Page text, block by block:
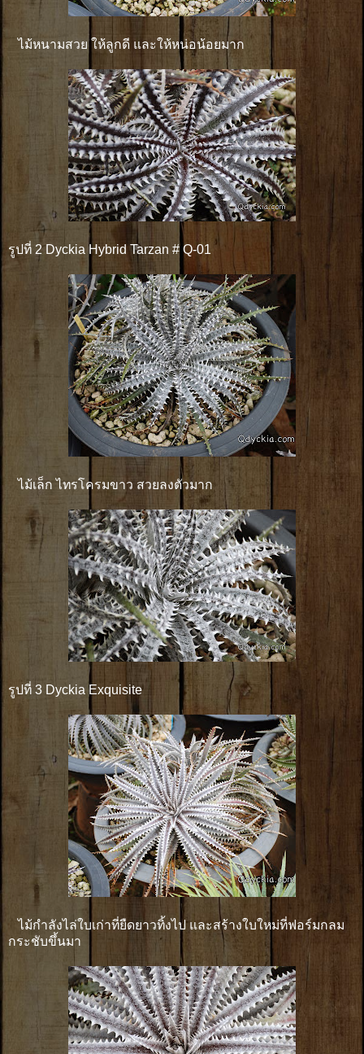
ไม้หนามสวย ให้ลูกดี และให้หน่อน้อยมาก
รูปที่ 2 Dyckia Hybrid Tarzan # Q-01
ไม้เล็ก ไทรโครมขาว สวยลงตัวมาก
รูปที่ 3 Dyckia Exquisite
ไม้กำลังไล่ใบเก่าที่ยืดยาวทิ้งไป และสร้างใบใหม่ที่ฟอร์มกลม
กระชับขึ้นมา